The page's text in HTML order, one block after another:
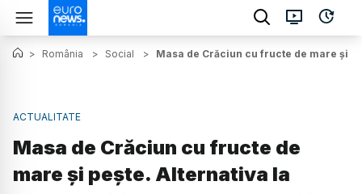
> România > Social > Masa de Crăciun cu fructe de mare și
ACTUALITATE
Masa de Crăciun cu fructe de
mare și pește. Alternativa la